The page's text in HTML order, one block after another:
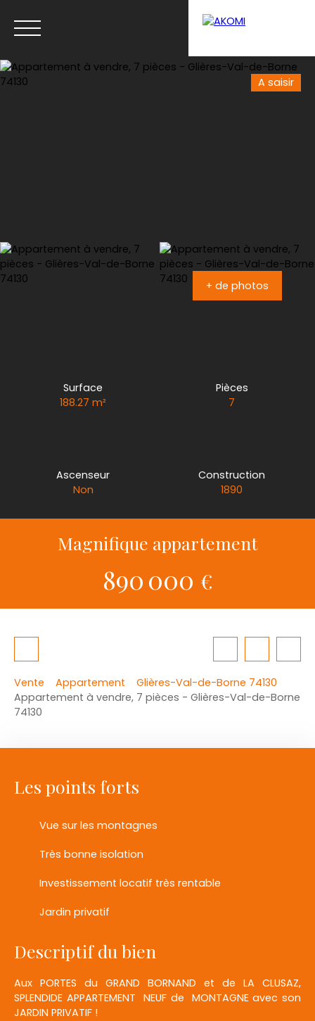
A saisir
+ de photos
Surface
188.27m²
Pièces
7
Ascenseur
Non
Construction
1890
Magnifique appartement
890 000 €
Vente Appartement
Glières-Val-de-Borne 74130
Appartement à vendre, 7 pièces - Glières-Val-de-Borne
74130
Les points forts
Vue sur les montagnes
Très bonne isolation
Investissement locatif très rentable
Jardin privatif
Descriptif du bien
Aux PORTES du GRAND BORNAND et de LA CLUSAZ,
SPLENDIDE APPARTEMENT NEUF de MONTAGNE avec son
JARDIN PRIVATIF !